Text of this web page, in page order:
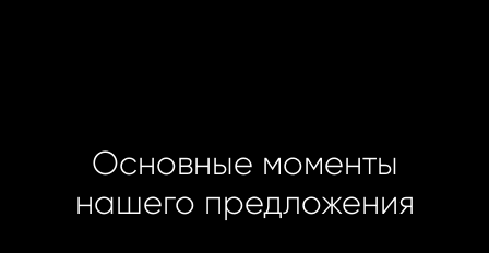
Основные моменты
нашего предложения